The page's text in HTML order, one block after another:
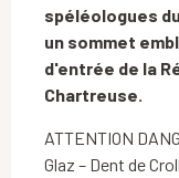
spéléologues
un sommet
d'entrée de la
Chartreuse.
ATTENTION
Glaz – Dent de